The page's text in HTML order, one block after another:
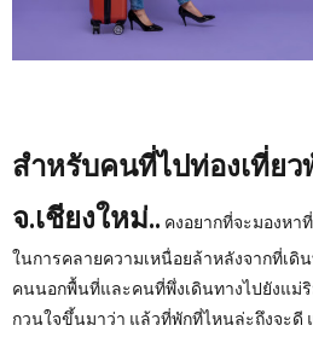
สำหรับคนที่ไปท่องเที่ย
จ.เชียงใหม่.. คงอยากที่จะมองหา
ในการคลายความเหนื่อยล้าหลังจากที่เดิ
คนนอกพื้นที่และคนที่พึ่งเดินทางไปยังแม่
กวนใจขึ้นมาว่า แล้วที่พักที่ไหนล่ะถึงจะดี